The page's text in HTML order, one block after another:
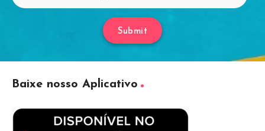
Submit
Baixe nosso Aplicativo